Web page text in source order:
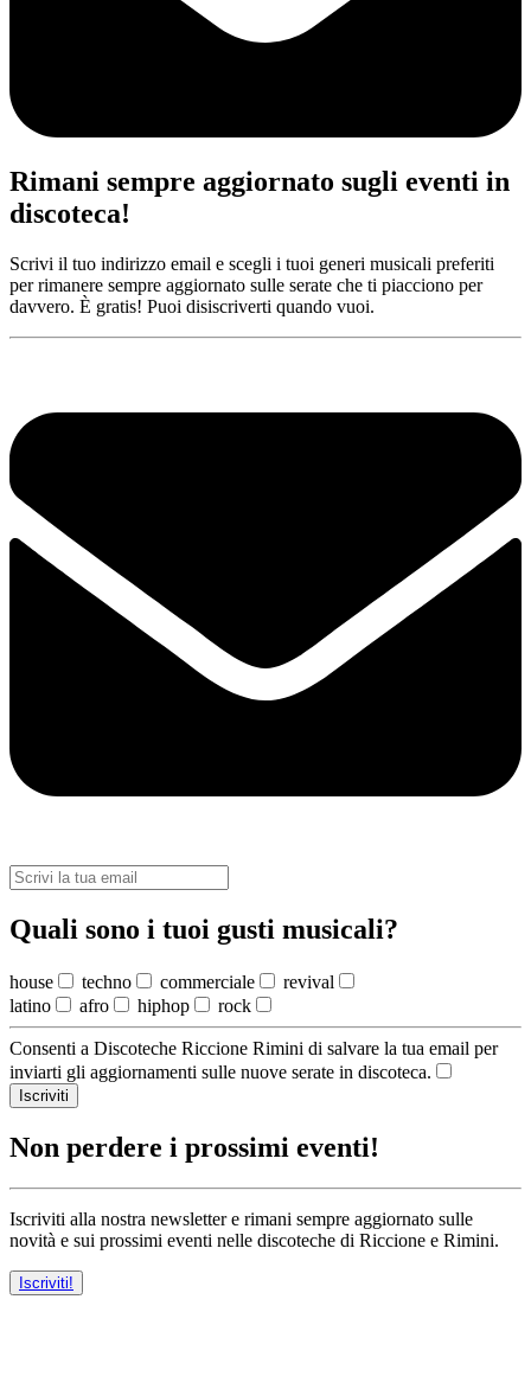
Rimani sempre aggiornato sugli eventi in
discoteca!
Scrivi il tuo indirizzo email e scegli i tuoi generi musicali preferiti
per rimanere sempre aggiornato sulle serate che ti piacciono per
davvero. È gratis! Puoi disiscriverti quando vuoi.
Quali sono i tuoi gusti musicali?
house techno commerciale
revival
latino
afro hiphop rock
Consenti a Discoteche Riccione Rimini di salvare la tua email per
inviarti gli aggiornamenti sulle nuove serate in discoteca.
Iscriviti
Non perdere i prossimi eventi!
Iscriviti alla nostra newsletter e rimani sempre aggiornato sulle
novità e sui prossimi eventi nelle discoteche di Riccione e Rimini.
Iscriviti!